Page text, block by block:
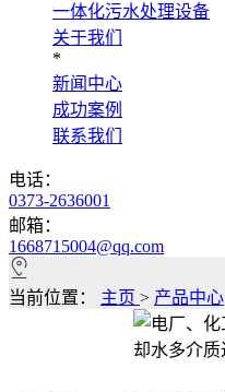
一体化污水处理设备
关于我们
*
新闻中心
成功案例
联系我们
电话：
0373-2636001
邮箱：
1668715004@qq.com
当前位置： 主页 > 产品中心